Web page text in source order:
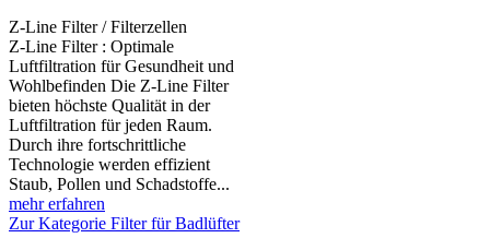
Z-Line Filter / Filterzellen
Z-Line Filter : Optimale
Luftfiltration für Gesundheit und
Wohlbefinden Die Z-Line Filter
bieten höchste Qualität in der
Luftfiltration für jeden Raum.
Durch ihre fortschrittliche
Technologie werden effizient
Staub, Pollen und Schadstoffe...
mehr erfahren
Zur Kategorie Filter für Badlüfter